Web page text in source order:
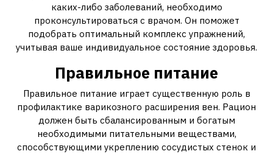
каких-либо заболеваний, необходимо
проконсультироваться с врачом. Он поможет
подобрать оптимальный комплекс упражнений,
учитывая ваше индивидуальное состояние здоровья.
Правильное питание
Правильное питание играет существенную роль в
профилактике варикозного расширения вен. Рацион
должен быть сбалансированным и богатым
необходимыми питательными веществами,
способствующими укреплению сосудистых стенок и